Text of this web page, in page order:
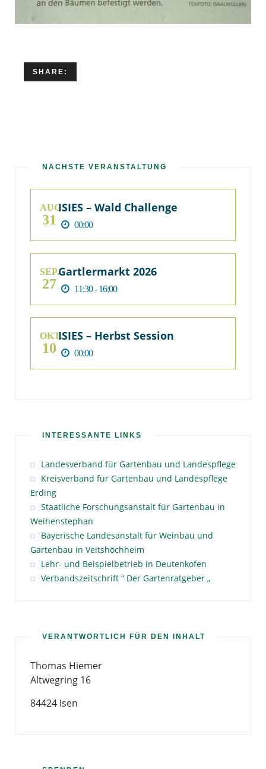
SHARE:
NÄCHSTE VERANSTALTUNG
AUG.
31
ISIES – Wald Challenge
00:00
SEP.
27
Gartlermarkt 2026
11:30 - 16:00
OKT.
10
ISIES – Herbst Session
00:00
INTERESSANTE LINKS
Landesverband für Gartenbau und Landespflege
Kreisverband für Gartenbau und Landespflege
Erding
Staatliche Forschungsanstalt für Gartenbau in
Weihenstephan
Bayerische Landesanstalt für Weinbau und
Gartenbau in Veitshöchheim
Lehr- und Beispielbetrieb in Deutenkofen
Verbandszeitschrift “ Der Gartenratgeber „
VERANTWORTLICH FÜR DEN INHALT
Thomas Hiemer
Altwegring 16
84424 Isen